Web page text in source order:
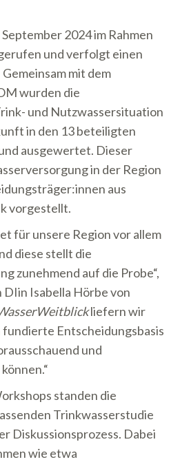
2024 im Rahmen
und verfolgt einen
mit dem
wurden die
und Nutzwassersituation
in den 13 beteiligten
ausgewertet. Dieser
in der Region
aus
vorgestellt.
für unsere Region vor allem
diese stellt die
zunehmend auf die Probe“,
Isabella Hörbe von
liefern wir
Entscheidungsbasis
und
standen die
Trinkwasserstudie
Diskussionsprozess. Dabei
wie etwa